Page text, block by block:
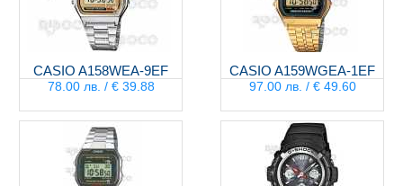
CASIO A158WEA-9EF
78.00 лв. / € 39.88
CASIO A159WGEA-1EF
97.00 лв. / € 49.60